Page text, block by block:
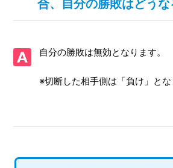
要素、隠しステージなどはあるのか
【WiiU/ぷよぷよテトリス】インターネ
全機種共通なのか
合、自分の勝敗はどう
自分の勝敗は無効となります。
※切断した相手側は「負け」とな